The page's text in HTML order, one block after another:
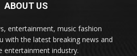
ABOUT US
entertainment, music fashion
with the latest breaking news and
entertainment industry.